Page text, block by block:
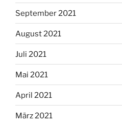
September 2021
August 2021
Juli 2021
Mai 2021
April 2021
März 2021